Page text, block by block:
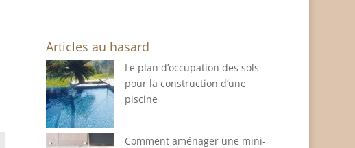
Articles au hasard
Le plan d’occupation des sols
pour la construction d’une
piscine
Comment aménager une mini-